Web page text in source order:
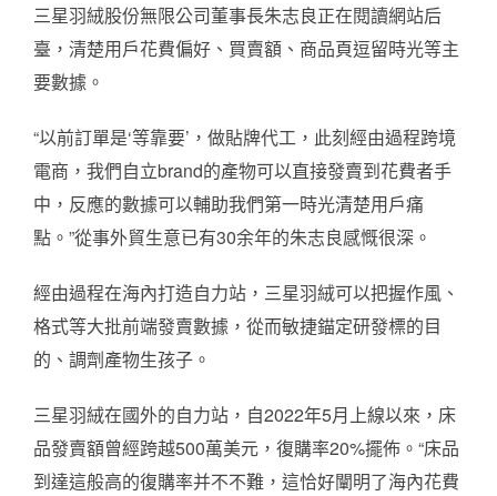
三星羽絨股份無限公司董事長朱志良正在閱讀網站后
臺，清楚用戶花費偏好、買賣額、商品頁逗留時光等主
要數據。
“以前訂單是‘等靠要’，做貼牌代工，此刻經由過程跨境
電商，我們自立brand的產物可以直接發賣到花費者手
中，反應的數據可以輔助我們第一時光清楚用戶痛
點。”從事外貿生意已有30余年的朱志良感慨很深。
經由過程在海內打造自力站，三星羽絨可以把握作風、
格式等大批前端發賣數據，從而敏捷錨定研發標的目
的、調劑產物生孩子。
三星羽絨在國外的自力站，自2022年5月上線以來，床
品發賣額曾經跨越500萬美元，復購率20%擺佈。“床品
到達這般高的復購率并不不難，這恰好闡明了海內花費